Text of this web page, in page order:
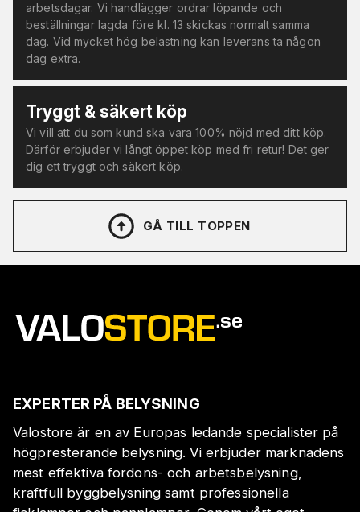
arbetsdagar. Vi handlägger ordrar löpande och
beställningar lagda före kl. 13 skickas normalt samma
dag. Vid mycket hög belastning kan leverans ta någon
dag extra.
Tryggt & säkert köp
Vi vill att du som kund ska vara 100% nöjd med ditt köp.
Därför erbjuder vi långt öppet köp med fri retur! Det ger
dig ett tryggt och säkert köp.
GÅ TILL TOPPEN
EXPERTER PÅ BELYSNING
Valostore är en av Europas ledande specialister på
högpresterande belysning. Vi erbjuder marknadens
mest effektiva fordons- och arbetsbelysning,
kraftfull byggbelysning samt professionella